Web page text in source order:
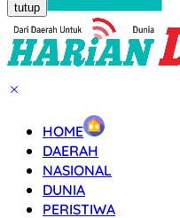
tutup
HOME
DAERAH
NASIONAL
DUNIA
PERISTIWA